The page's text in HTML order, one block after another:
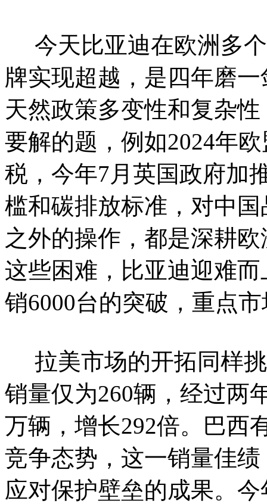
今天比亚迪在欧洲多
牌实现超越，是四年磨
天然政策多变性和复杂
要解的题，例如2024年
税，今年7月英国政府加
槛和碳排放标准，对中
之外的操作，都是深耕
这些困难，比亚迪迎难
销6000台的突破，重点
拉美市场的开拓同样挑
销量仅为260辆，经过两
万辆，增长292倍。巴西
竞争态势，这一销量佳
应对保护壁垒的成果。